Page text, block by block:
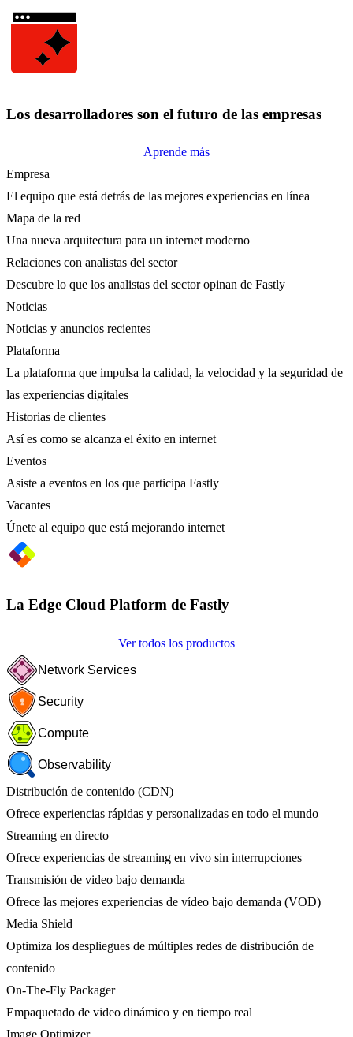
Los desarrolladores son el futuro de las empresas
Aprende más
Empresa
El equipo que está detrás de las mejores experiencias en línea
Mapa de la red
Una nueva arquitectura para un internet moderno
Relaciones con analistas del sector
Descubre lo que los analistas del sector opinan de Fastly
Noticias
Noticias y anuncios recientes
Plataforma
La plataforma que impulsa la calidad, la velocidad y la seguridad de
las experiencias digitales
Historias de clientes
Así es como se alcanza el éxito en internet
Eventos
Asiste a eventos en los que participa Fastly
Vacantes
Únete al equipo que está mejorando internet
La Edge Cloud Platform de Fastly
Ver todos los productos
Network Services
Security
Compute
Observability
Distribución de contenido (CDN)
Ofrece experiencias rápidas y personalizadas en todo el mundo
Streaming en directo
Ofrece experiencias de streaming en vivo sin interrupciones
Transmisión de video bajo demanda
Ofrece las mejores experiencias de vídeo bajo demanda (VOD)
Media Shield
Optimiza los despliegues de múltiples redes de distribución de
contenido
On-The-Fly Packager
Empaquetado de video dinámico y en tiempo real
Image Optimizer